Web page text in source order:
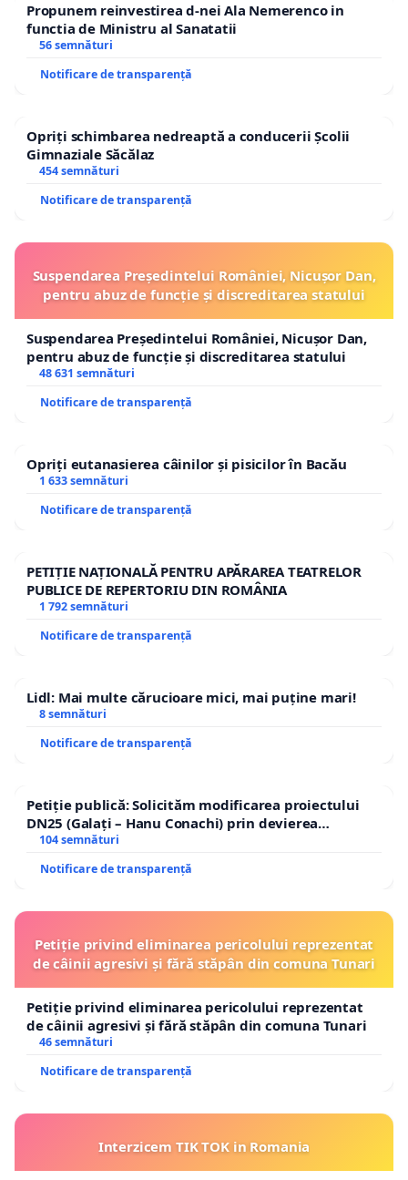
Propunem reinvestirea d-nei Ala Nemerenco in
functia de Ministru al Sanatatii
56 semnături
Notificare de transparență
Opriți schimbarea nedreaptă a conducerii Școlii
Gimnaziale Săcălaz
454 semnături
Notificare de transparență
Suspendarea Președintelui României, Nicușor Dan,
pentru abuz de funcție și discreditarea statului
Suspendarea Președintelui României, Nicușor Dan,
pentru abuz de funcție și discreditarea statului
48 631 semnături
Notificare de transparență
Opriți eutanasierea câinilor și pisicilor în Bacău
1 633 semnături
Notificare de transparență
PETIȚIE NAȚIONALĂ PENTRU APĂRAREA TEATRELOR
PUBLICE DE REPERTORIU DIN ROMÂNIA
1 792 semnături
Notificare de transparență
Lidl: Mai multe cărucioare mici, mai puține mari!
8 semnături
Notificare de transparență
Petiție publică: Solicităm modificarea proiectului
DN25 (Galați – Hanu Conachi) prin devierea
traseului în afara localităților!
104 semnături
Notificare de transparență
Petiție privind eliminarea pericolului reprezentat
de câinii agresivi și fără stăpân din comuna Tunari
Petiție privind eliminarea pericolului reprezentat
de câinii agresivi și fără stăpân din comuna Tunari
46 semnături
Notificare de transparență
Interzicem TIK TOK in Romania